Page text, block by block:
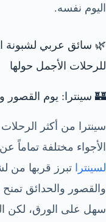
اليوم نفسه.
🌿 سائق عربي لشبونة
للرحلات الأجمل حولها
🏰 سينترا: يوم القصور
سينترا من أكثر
الأجواء مختلفة تماماً
لسينترا تبرز قربها من
والقصور والحدائق تمنح
سهل على الورق، لكن